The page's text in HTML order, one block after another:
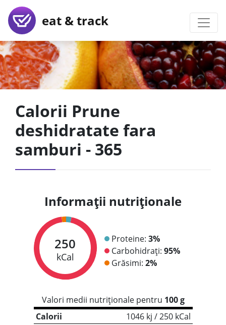
eat & track
Calorii Prune
deshidratate fara
samburi - 365
Informații nutriționale
250
kCal
Proteine: 3%
Carbohidrați: 95%
Grăsimi: 2%
Valori medii nutriționale pentru 100 g
Calorii
1046 kj / 250 kCal